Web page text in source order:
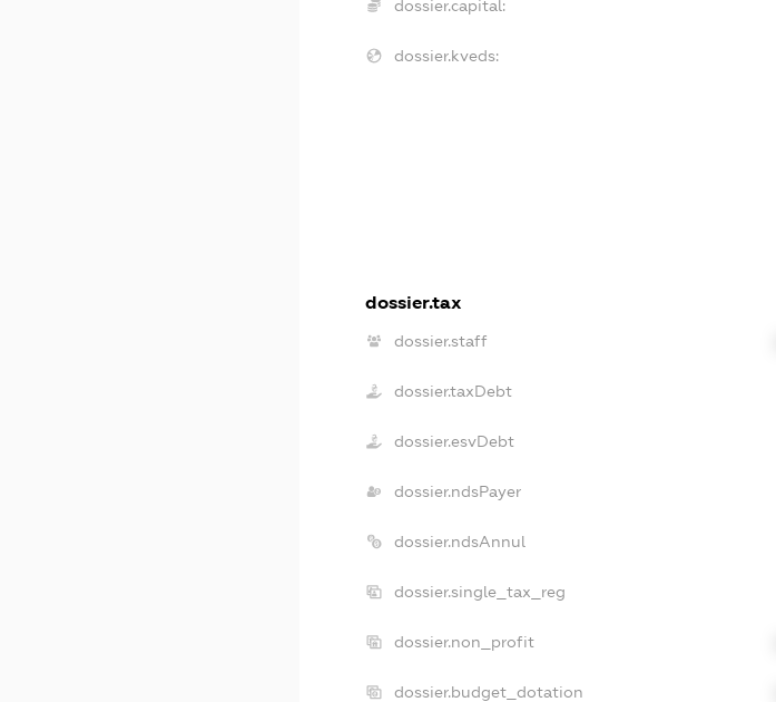
dossier.capital:
dossier.kveds:
dossier.tax
dossier.staff
dossier.taxDebt
dossier.esvDebt
dossier.ndsPayer
dossier.ndsAnnul
dossier.single_tax_reg
dossier.non_profit
dossier.budget_dotation